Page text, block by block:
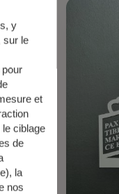
y
sur le
et
ciblage
de
), la
nos